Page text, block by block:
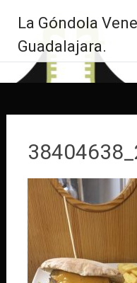
contenido
La Góndola
Guadalajara.